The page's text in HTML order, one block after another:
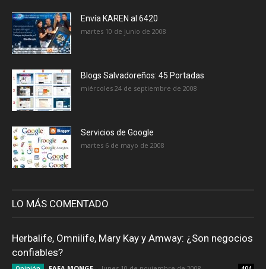
Envía KAREN al 6420
martes 10 de junio de 2008
Blogs Salvadoreños: 45 Portadas
miércoles 24 de septiembre de 2008
Servicios de Google
martes 6 de mayo de 2008
LO MÁS COMENTADO
Herbalife, Omnilife, Mary Kay y Amway: ¿Son negocios
confiables?